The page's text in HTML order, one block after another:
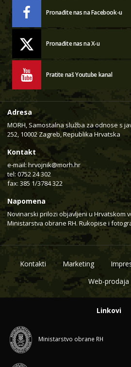
Pronađite nas na Facebook-u
Pronađite nas na X-u
Pratite naš Youtube kanal
Adresa
MORH, Samostalna služba za odnose s
252, 10002 Zagreb, Republika Hrvatska
Kontakt
e-mail: hrvojnik@morh.hr
tel: 0752 24 302
fax: 385 1/3784 322
Napomena
Novinarski prilozi objavljeni u Hrvatskom
Ministarstva obrane RH. Rukopise i
Kontakti Marketing
Web-prodaja
Linkovi
Ministarstvo obrane RH